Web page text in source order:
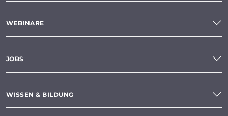
WEBINARE
JOBS
WISSEN & BILDUNG